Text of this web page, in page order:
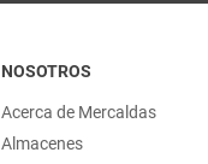
NOSOTROS
Acerca de Mercaldas
Almacenes